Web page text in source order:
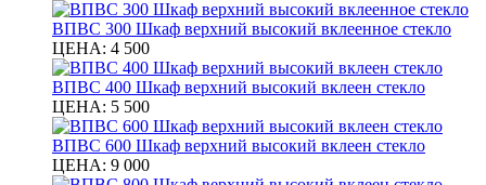
ВПВС 300 Шкаф верхний высокий вклеенное стекло
ЦЕНА: 4 500
ВПВС 400 Шкаф верхний высокий вклеен стекло
ЦЕНА: 5 500
ВПВС 600 Шкаф верхний высокий вклеен стекло
ЦЕНА: 9 000